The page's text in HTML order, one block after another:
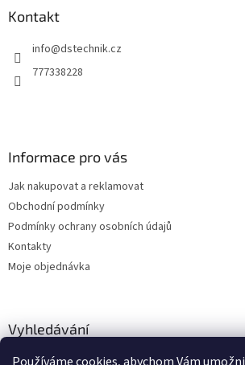
Kontakt
info@dstechnik.cz
777338228
Informace pro vás
Jak nakupovat a reklamovat
Obchodní podmínky
Podmínky ochrany osobních údajů
Kontakty
Moje objednávka
Vyhledávání